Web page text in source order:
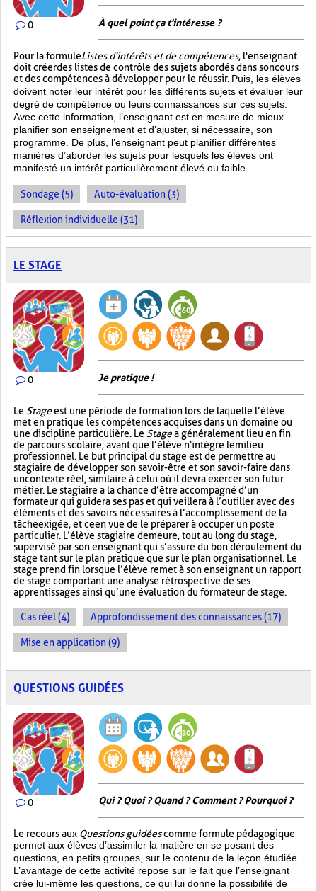
0 À quel point ça t'intéresse ?
Pour la formuleListes d'intérêts et de compétences, l'enseignant
doit créer des listes de contrôle des sujets abordés dans son cours
et des compétences à développer pour le réussir. Puis, les élèves
doivent noter leur intérêt pour les différents sujets et évaluer leur
degré de compétence ou leurs connaissances sur ces sujets.
Avec cette information, l’enseignant est en mesure de mieux
planifier son enseignement et d’ajuster, si nécessaire, son
programme. De plus, l’enseignant peut planifier différentes
manières d’aborder les sujets pour lesquels les élèves ont
manifesté un intérêt particulièrement élevé ou faible.
Sondage (5) Auto-évaluation (3)
Réflexion individuelle (31)
LE STAGE
0 Je pratique !
Le Stageest une période de formation lors de laquelle l’élève
met en pratique les compétences acquises dans un domaine ou
une discipline particulière. Le Stagea généralement lieu en fin
de parcours scolaire, avant que l’élève n'intègre le milieu
professionnel. Le but principal du stage est de permettre au
stagiaire de développer son savoir-être et son savoir-faire dans
un contexte réel, similaire à celui où il devra exercer son futur
métier. Le stagiaire a la chance d’être accompagné d’un
formateur qui guidera ses pas et qui veillera à l’outiller avec des
éléments et des savoirs nécessaires à l’accomplissement de la
tâche exigée, et ce en vue de le préparer à occuper un poste
particulier. L’élève stagiaire demeure, tout au long du stage,
supervisé par son enseignant qui s’assure du bon déroulement du
stage tant sur le plan pratique que sur le plan organisationnel. Le
stage prend fin lorsque l’élève remet à son enseignant un rapport
de stage comportant une analyse rétrospective de ses
apprentissages ainsi qu’une évaluation du formateur de stage.
Cas réel (4) Approfondissement des connaissances (17)
Mise en application (9)
QUESTIONS GUIDÉES
0 Qui ? Quoi ? Quand ? Comment ? Pourquoi ?
Le recours aux Questions guidéescomme formule pédagogique
permet aux élèves d’assimiler la matière en se posant des
questions, en petits groupes, sur le contenu de la leçon étudiée.
L’avantage de cette activité repose sur le fait que l’enseignant
crée lui-même les questions, ce qui lui donne la possibilité de